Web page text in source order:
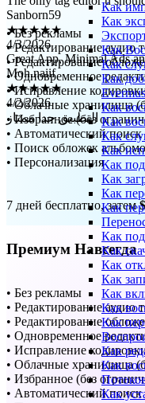
Как
Как
Как
Как
Как
Как
Как
Как
Как
Как
Как
Как
Как
Как
Как
Как
Как
Как
Как
Как
Как
Как
Как
★★★★★
4/3/2026
Great App, Minimal Ads
Moh.naiif
★★★★★
4/2/2026
التطبيق جدا ممتاز
• Без рекламы
• Редактирование аудио
• Редактирование
• Одновременное
• Исправление
• Облачные хранилища
• Избранное (без
• Автоматический поиск
• Поиск обложек
• Персонализация
7 дней бесплатно, затем
Премиум Навсегда
• Без рекламы
• Редактирование аудио
• Редактирование
• Одновременное
• Исправление
• Облачные хранилища
• Избранное (без
• Автоматический поиск